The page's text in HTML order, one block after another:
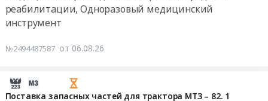
реабилитации, Одноразовый медицинский
инструмент
№2494487587 от 06.08.26
Поставка запасных частей для трактора МТЗ – 82. 1